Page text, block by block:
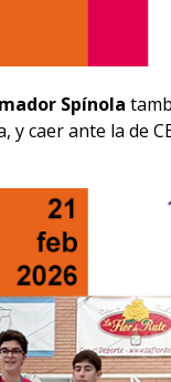
Spínola
y caer ante la de